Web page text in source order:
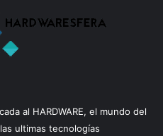
al HARDWARE, el mundo del
ultimas tecnologías